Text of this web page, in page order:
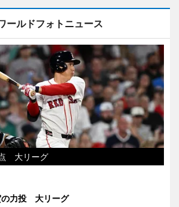
ールドフォトニュース
大リーグ
の力投 大リーグ